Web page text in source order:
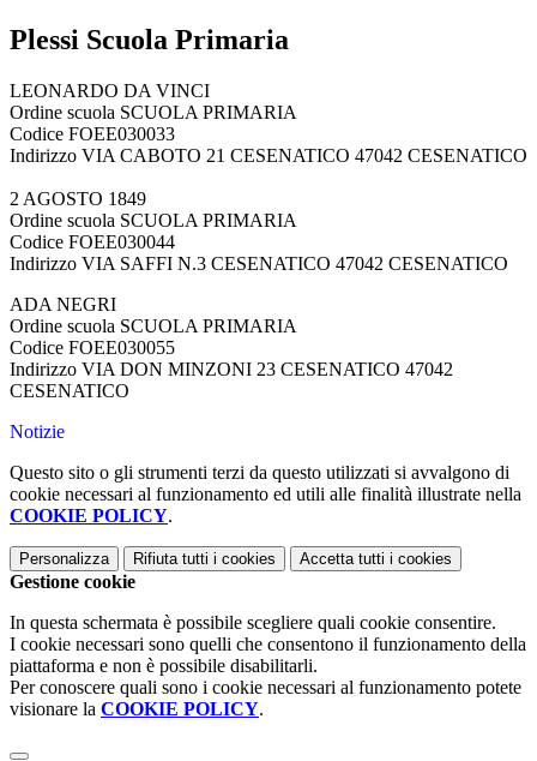
Plessi Scuola Primaria
LEONARDO DA VINCI
Ordine scuola SCUOLA PRIMARIA
Codice FOEE030033
Indirizzo VIA CABOTO 21 CESENATICO 47042 CESENATICO
2 AGOSTO 1849
Ordine scuola SCUOLA PRIMARIA
Codice FOEE030044
Indirizzo VIA SAFFI N.3 CESENATICO 47042 CESENATICO
ADA NEGRI
Ordine scuola SCUOLA PRIMARIA
Codice FOEE030055
Indirizzo VIA DON MINZONI 23 CESENATICO 47042
CESENATICO
Notizie
Questo sito o gli strumenti terzi da questo utilizzati si avvalgono di
cookie necessari al funzionamento ed utili alle finalità illustrate nella
COOKIE POLICY.
Personalizza Rifiuta tutti i cookies Accetta tutti i cookies
Gestione cookie
In questa schermata è possibile scegliere quali cookie consentire.
I cookie necessari sono quelli che consentono il funzionamento della
piattaforma e non è possibile disabilitarli.
Per conoscere quali sono i cookie necessari al funzionamento potete
visionare la COOKIE POLICY.